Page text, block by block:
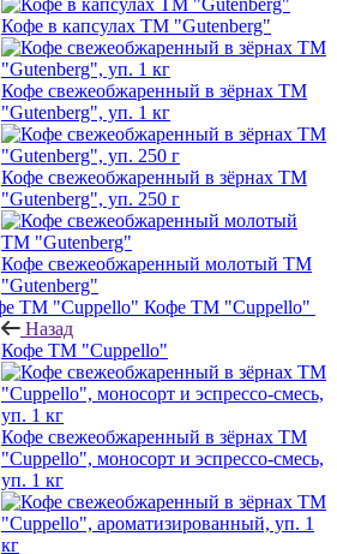
Кофе в капсулах ТМ "Gutenberg"
Кофе свежеобжаренный в зёрнах ТМ
"Gutenberg", уп. 1 кг
Кофе свежеобжаренный в зёрнах ТМ
"Gutenberg", уп. 250 г
Кофе свежеобжаренный молотый ТМ
"Gutenberg"
Кофе ТМ "Cuppello"
Назад
Кофе ТМ "Cuppello"
Кофе свежеобжаренный в зёрнах ТМ
"Cuppello", моносорт и эспрессо-смесь,
уп. 1 кг